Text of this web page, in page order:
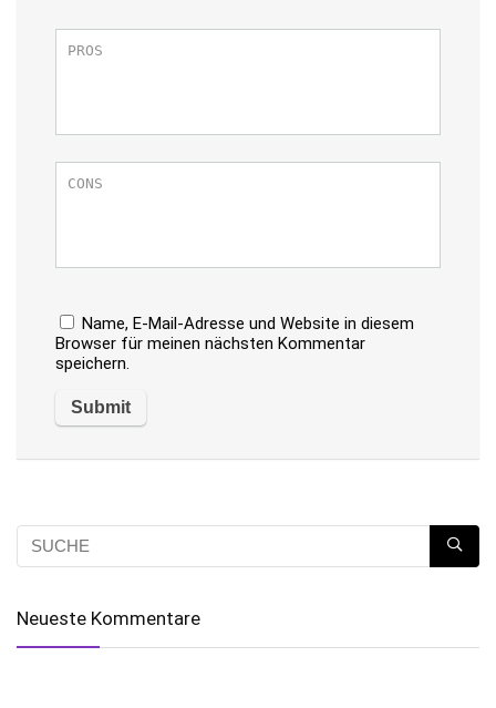
Name, E-Mail-Adresse und Website in diesem
Browser für meinen nächsten Kommentar
speichern.
Neueste Kommentare